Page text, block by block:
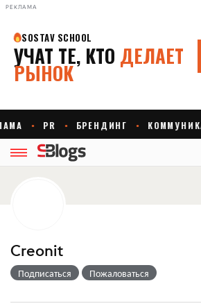
РЕКЛАМА
Creonit
Подписаться Пожаловаться